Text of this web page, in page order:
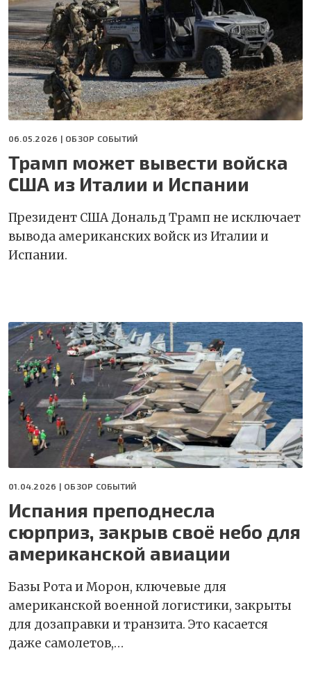
06.05.2026 | ОБЗОР СОБЫТИЙ
Трамп может вывести войска
США из Италии и Испании
Президент США Дональд Трамп не исключает
вывода американских войск из Италии и
Испании.
01.04.2026 | ОБЗОР СОБЫТИЙ
Испания преподнесла
сюрприз, закрыв своё небо для
американской авиации
Базы Рота и Морон, ключевые для
американской военной логистики, закрыты
для дозаправки и транзита. Это касается
даже самолетов,…